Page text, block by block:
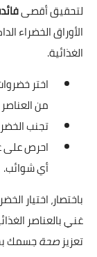
لتحقيق أقصى
الأوراق الخضراء
الغذائية.
اختر
من العناصر
تجنب
احرص على
أي شوائب.
باختصار، اختيار
غني بالعناصر
تعزيزصحةجسمك